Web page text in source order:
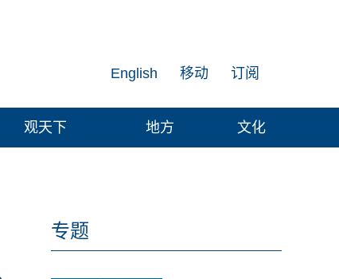
订阅
移动
English
观天下 地方 文化
专题